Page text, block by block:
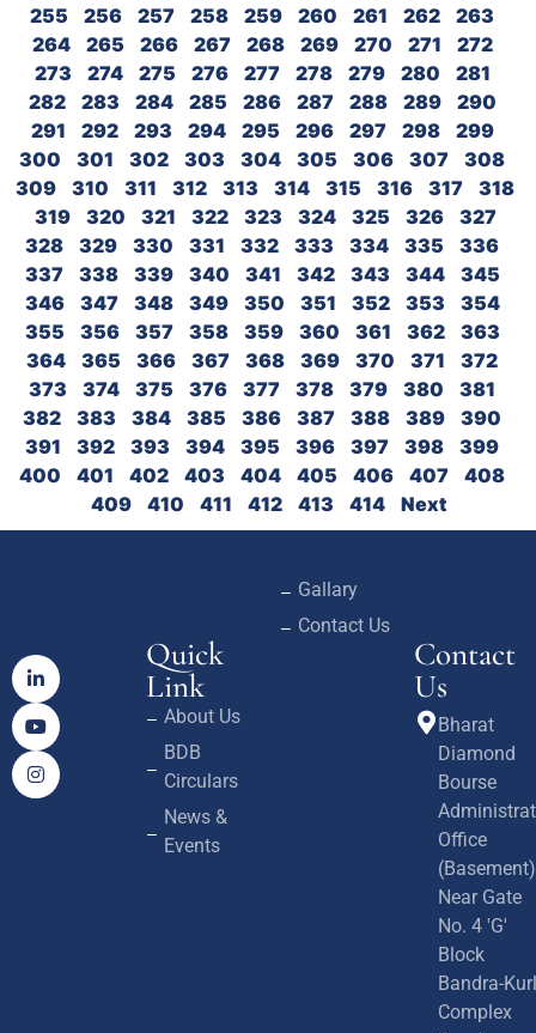
255
256 257 258 259 260 261 262
263
264
265 266 267 268 269 270 271
272
273
274 275 276 277 278 279 280
281
282
283 284 285 286 287 288 289
290
291
292 293 294 295 296 297 298
299
300
301 302 303 304 305 306 307
308
309
310 311 312 313 314 315 316 317
318
319
320 321 322 323 324 325 326
327
328
329 330 331 332 333 334 335
336
337
338 339 340 341 342 343 344
345
346
347 348 349 350 351 352 353
354
355
356 357 358 359 360 361 362
363
364
365 366 367 368 369 370 371
372
373
374 375 376 377 378 379 380
381
382
383 384 385 386 387 388 389
390
391
392 393 394 395 396 397 398
399
400
401 402 403 404 405 406 407
408
409
410 411 412 413 414 Next
Quick
Link
About Us
BDB
Circulars
News &
Events
Gallary
Contact Us
Contact
Us
Bharat
Diamond
Bourse
Office
(Basement)
Near Gate
No. 4 'G'
Block
Bandra-
Complex